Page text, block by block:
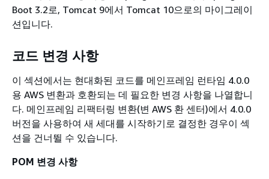
Boot 3.2로, Tomcat 9에서 Tomcat 10으로의 마이그레이
션입니다.
코드 변경 사항
이 섹션에서는 현대화된 코드를 메인프레임 런타임 4.0.0
용 AWS 변환과 호환되는 데 필요한 변경 사항을 나열합니
다. 메인프레임 리팩터링 변환(변 AWS 환 센터)에서 4.0.0
버전을 사용하여 새 세대를 시작하기로 결정한 경우이 섹
션을 건너뛸 수 있습니다.
POM 변경 사항